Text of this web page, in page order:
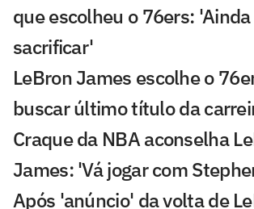
que escolheu o 76ers:
sacrificar'
LeBron James escolhe o
buscar último título da
Craque da NBA aconselha
James: 'Vá jogar com
Após 'anúncio' da volta de